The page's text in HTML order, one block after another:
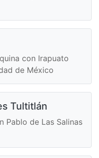
con Irapuato
de México
Tultitlán
Pablo de Las Salinas